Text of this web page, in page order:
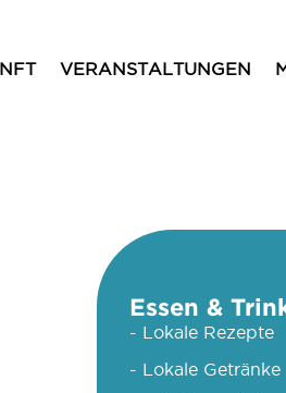
VERANSTALTUNGEN
Essen &
- Lokale Rezepte
- Lokale Getränke